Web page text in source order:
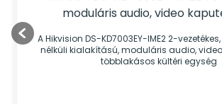
moduláris audio, video
A Hikvision DS-KD7003EY-IME2 2-vezetékes, nyomógomb
nélküli kialakítású, moduláris audio,
többlakásos kültéri egység